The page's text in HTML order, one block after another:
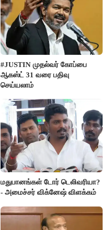
#JUSTIN முதல்வர் கோப்பை
ஆகஸ்ட் 31 வரை பதிவு
செய்யலாம்
மதுபானங்கள் டோர் டெலிவரியா?
- அமைச்சர் விக்னேஷ் விளக்கம்